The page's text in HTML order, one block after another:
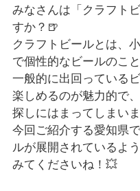
みなさんは「クラフト
すか？🍺
クラフトビールとは、
で個性的なビールのこ
一般的に出回っている
楽しめるのが魅力的で
探しにはまってしまい
今回ご紹介する愛知県
ルが展開されているよ
みてくださいね！💥